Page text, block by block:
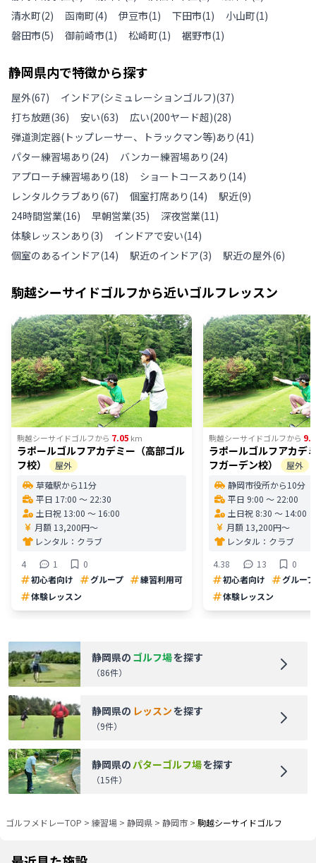
清水町(2) 函南町(4) 伊豆市(1) 下田市(1) 小山町(1)
磐田市(5) 御前崎市(1) 松崎町(1) 裾野市(1)
静岡県内で特徴から探す
屋外(67) インドア(シミュレーションゴルフ)(37)
打ち放題(36) 安い(63) 広い(200ヤード超)(28)
弾道測定器(トップレーサー、トラックマン等)あり (41)
パター練習場あり (24) バンカー練習場あり (24)
アプローチ練習場あり (18) ショートコースあり (14)
レンタルクラブあり (67) 個室打席あり (14) 駅近(9)
24時間営業(16) 早朝営業(35) 深夜営業(11)
体験レッスンあり (3) インドアで安い(14)
個室のあるインドア(14) 駅近のインドア(3) 駅近の屋外(6)
駒越シーサイドゴルフから近いゴルフレッスン
駒越シーサイドゴルフから 7.05 km
ラポールゴルフアカデミー（高部ゴル
フ校）
屋外
草薙駅から11分
平日 17:00 〜 22:30
土日祝 13:00 〜 16:00
月額 13,200円〜
レンタル： クラブ
4
1
0
初心者向け
グループ
練習利用可
体験レッスン
駒越シーサイドゴルフから
ラポールゴルフアカデ
フガーデン校）
屋外
静岡市役所から10分
平日 9:00 〜 22:00
土日祝 8:30 〜 14:00
月額 13,200円〜
レンタル： クラブ
4.38
13
0
初心者向け
グループ
体験レッスン
静岡県の ゴルフ場を探す
（86件）
静岡県の レッスンを探す
（9件）
静岡県の パターゴルフ場を探す
（15件）
ゴルフメドレーTOP > 練習場 > 静岡県 > 静岡市 > 駒越シーサイドゴルフ